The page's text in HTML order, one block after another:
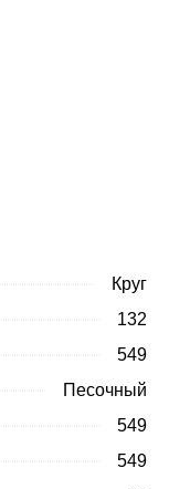
Круг
132
549
Песочный
549
549